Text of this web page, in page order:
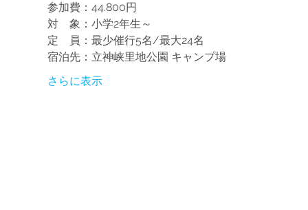
参加費：44.800円
対　象：小学2年生～
定　員：最少催行5名/最大24名
宿泊先：立神峡里地公園 キャンプ場
さらに表示